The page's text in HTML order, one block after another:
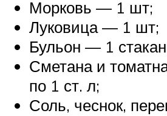
Морковь — 1 шт;
Луковица — 1 шт;
Бульон — 1
Сметана и
по 1 ст. л;
Соль, чеснок,